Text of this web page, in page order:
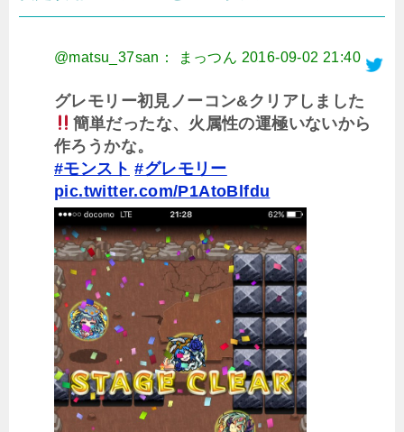
@matsu_37san： まっつん 2016-09-02 21:40
グレモリー初見ノーコン&クリアしました
簡単だったな、火属性の運極いないから
作ろうかな。
#モンスト #グレモリー
pic.twitter.com/P1AtoBlfdu